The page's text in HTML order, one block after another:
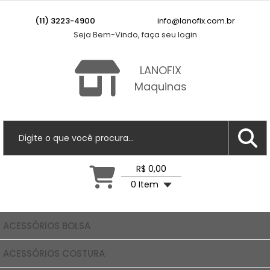
LANOFIX
Maquinas
(11) 3223-4900
info@lanofix.com.br
Seja Bem-Vindo, faça seu login
R$ 0,00
0 Item
ACESSÓRIOS BOLSA
ACESSÓRIOS COSTURA